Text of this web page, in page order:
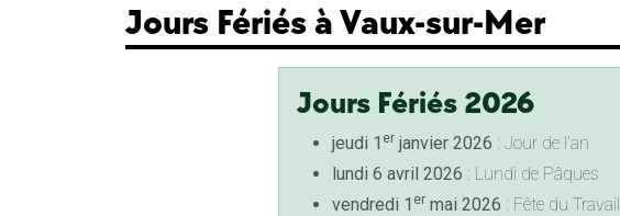
Jours Fériés à Vaux-sur-Mer
Jours Fériés 2026
jeudi 1 erjanvier 2026 : Jour de l'an
lundi 6 avril 2026 : Lundi de Pâques
vendredi 1 ermai 2026 : Fête du Travail